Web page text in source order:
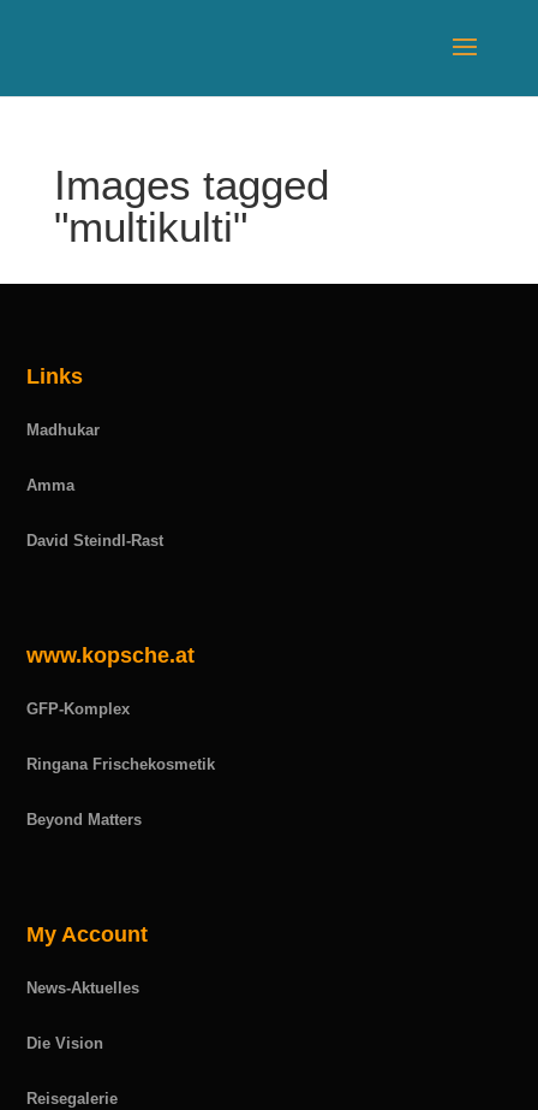
Images tagged
"multikulti"
Links
Madhukar
Amma
David Steindl-Rast
www.kopsche.at
GFP-Komplex
Ringana Frischekosmetik
Beyond Matters
My Account
News-Aktuelles
Die Vision
Reisegalerie